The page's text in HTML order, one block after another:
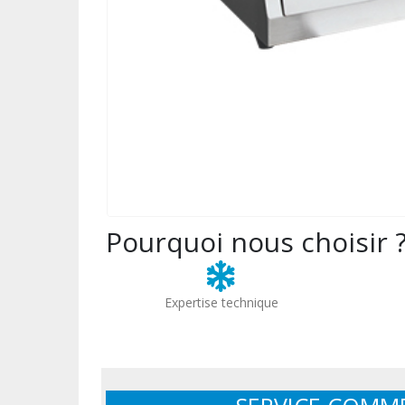
Pourquoi nous choisir
Expertise technique